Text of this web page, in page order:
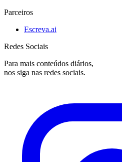
Parceiros
Escreva.ai
Redes Sociais
Para mais conteúdos diários,
nos siga nas redes sociais.